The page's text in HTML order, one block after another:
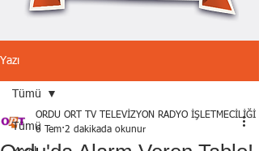
Yazı
Tümü
Tümü
ORDU ORT TV TELEVİZYON RADYO İŞLETMECİLİĞİ
6 Tem 2 dakikada okunur